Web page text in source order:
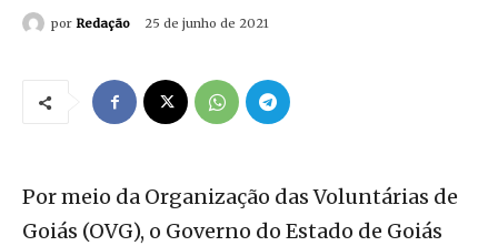
por Redação 25 de junho de 2021
Por meio da Organização das Voluntárias de
Goiás (OVG), o Governo do Estado de Goiás